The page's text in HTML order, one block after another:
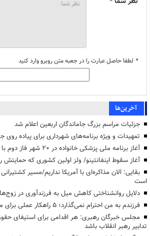
* لطفا حاصل عبارت را در جعبه متن روبرو وارد کنید
آخرین‌ها
جزئیات مراسم بزرگ جاماندگان اربعین اعلام شد
تمهیدات و ویژه برنامه‌های شهرداری برای پیاده روی
آغاز برنامه ملی پزشکی خانواده در ۲۰ شهر فاز دوم با حضور «پزشکیان»
آغاز سقوط اینفانتینو/ ولز اولین کشوری که
بقایی: الان مذاکره‌ای با آمریکا نداریم/مسیر
است
دلایل روانشناختی کاهش میل به فرزندآوری در
فرزندم به من احترام نمی‌گذارد؛ ۵ راهکار عملی برای معکوس کردن این رفتار
مجلس خبرگان رهبری: هر اقدامی برای استیفای
تدابیر رهبر انقلاب باشد